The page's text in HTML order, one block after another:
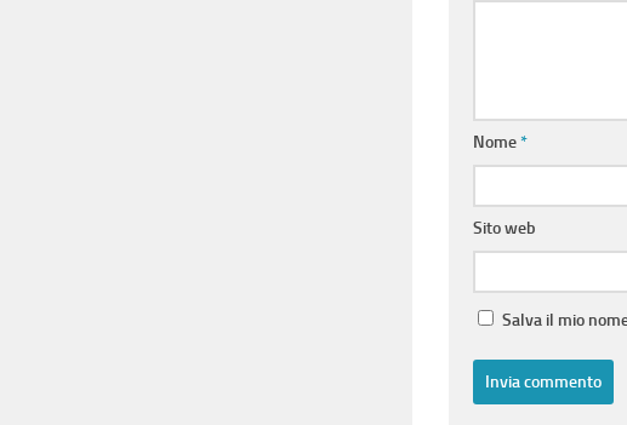
Nome*
Sito web
Salva il mio